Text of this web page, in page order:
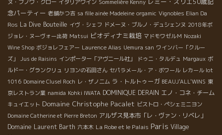
ヌ・ブノワ・クロー イタリアワイン Sommelière Kenny
念パーティー 老舗かつ吉 sa fille ainée Madeleine orgamic Vignobles Elian Da
Ros La Dive Bouteille イヴ・シェフ ドメーヌ・ブルノ・デュシェンヌ 2018年ボ
ジョレ・ヌーヴォー出荷 Matsui ビオディナミ栽培 マドモワゼルＭ Nozaki
Wine Shop ボジョレフェアー Laurence Alias Uemura san ワインバー「クルー
ズ」
Jus de Raisins インポーター「アヴニール社」 ドゥニ・タルデュ Margaux ボ
ルドー・グランクリュ リヨンの石田さん セパラメール・ア・ボワール レカール lot
1016 Domaine Clusel Roch レ・ザノ二ム ラ・トルトゥーガ BEAUJ'ALL'WINS 東
京レストラン業 namida Kohki IWATA DOMINIQUE DERAIN エノ・コネ・チーム
キュイエット Domaine Christophe Pacalet ビストロ・ペシェミニヨン
Domaine Catherine et Pierre Breton アルザス見本市「レ・ヴァン・リベレ」
Domaine Laurent Barth 六本木 La Robe et le Palais Paris Village